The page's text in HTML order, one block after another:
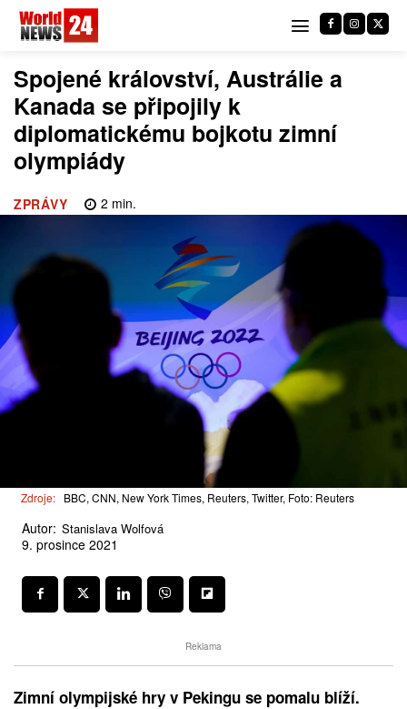
Spojené království, Austrálie a
Kanada se připojily k
diplomatickému bojkotu zimní
olympiády
ZPRÁVY 2 min.
Zdroje: BBC, CNN, New York Times, Reuters, Twitter, Foto: Reuters
Autor: Stanislava Wolfová
9. prosince 2021
Reklama
Zimní olympijské hry v Pekingu se pomalu blíží.